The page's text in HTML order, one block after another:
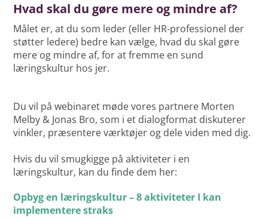
Hvad skal du gøre mere og mindre af?
Målet er, at du som leder (eller HR-professionel der
støtter ledere) bedre kan vælge, hvad du skal gøre
mere og mindre af, for at fremme en sund
læringskultur hos jer.
Du vil på webinaret møde vores partnere Morten
Melby & Jonas Bro, som i et dialogformat diskuterer
vinkler, præsentere værktøjer og dele viden med dig.
Hvis du vil smugkigge på aktiviteter i en
læringskultur, kan du finde dem her:
Opbyg en læringskultur – 8 aktiviteter I kan
implementere straks